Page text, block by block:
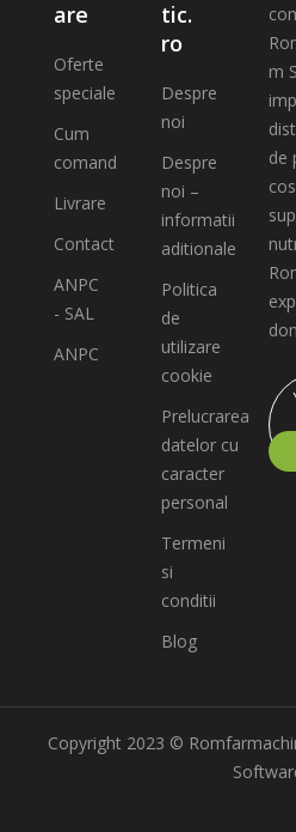
are
Oferte
speciale
Cum
comand
Livrare
Contact
ANPC
- SAL
ANPC
tic.
ro
Despre
noi
Despre
noi –
informatii
aditionale
Politica
de
utilizare
cookie
Prelucrarea
datelor cu
caracter
personal
Termeni
si
conditii
Blog
m
de
Copyright 2023 ©